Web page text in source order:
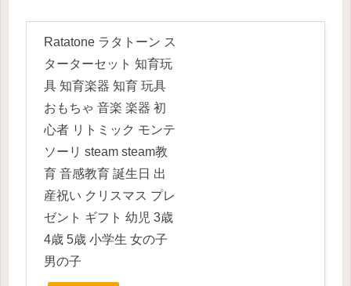
Ratatone ラタトーン ス
ターターセット 知育玩
具 知育楽器 知育 玩具
おもちゃ 音楽 楽器 初
心者 リトミック モンテ
ソーリ steam steam教
育 音感教育 誕生日 出
産祝い クリスマス プレ
ゼント ギフト 幼児 3歳
4歳 5歳 小学生 女の子
男の子